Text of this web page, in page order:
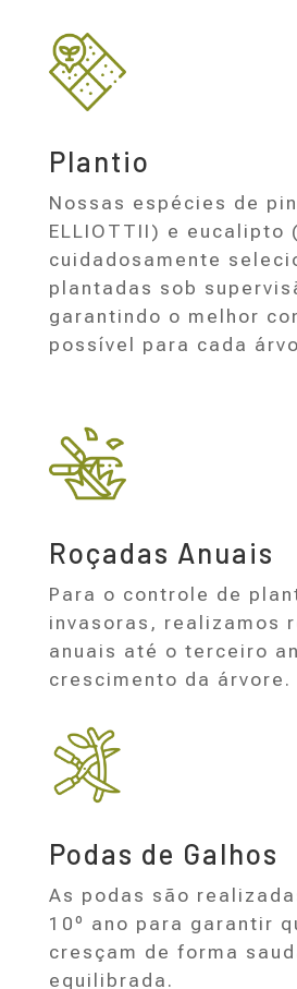
Plantio
Nossas espécies de
ELLIOTTII) e eucalipto
cuidadosamente
plantadas sob
garantindo o melhor
possível para cada
Roçadas Anuais
Para o controle de
invasoras, realizamos
anuais até o terceiro
crescimento da árvore.
Podas de Galhos
As podas são
10º ano para garantir
cresçam de forma
equilibrada.